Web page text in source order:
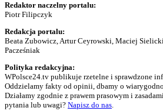
Redaktor naczelny portalu:
Piotr Filipczyk
Redakcja portalu:
Beata Zubowicz, Artur Ceyrowski, Maciej
Pacześniak
Polityka redakcyjna:
WPolsce24.tv publikuje rzetelne i sprawdzone
Oddzielamy fakty od opinii, dbamy o
Działamy zgodnie z prawem prasowym i
pytania lub uwagi? Napisz do nas.